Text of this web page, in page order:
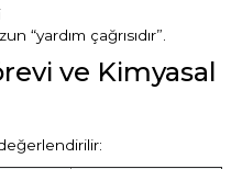
Kum Filtresi Temizleyici
Havuz Sıvı Ph Düşürücü
“yardım çağrısıdır”.
ve Kimyasal